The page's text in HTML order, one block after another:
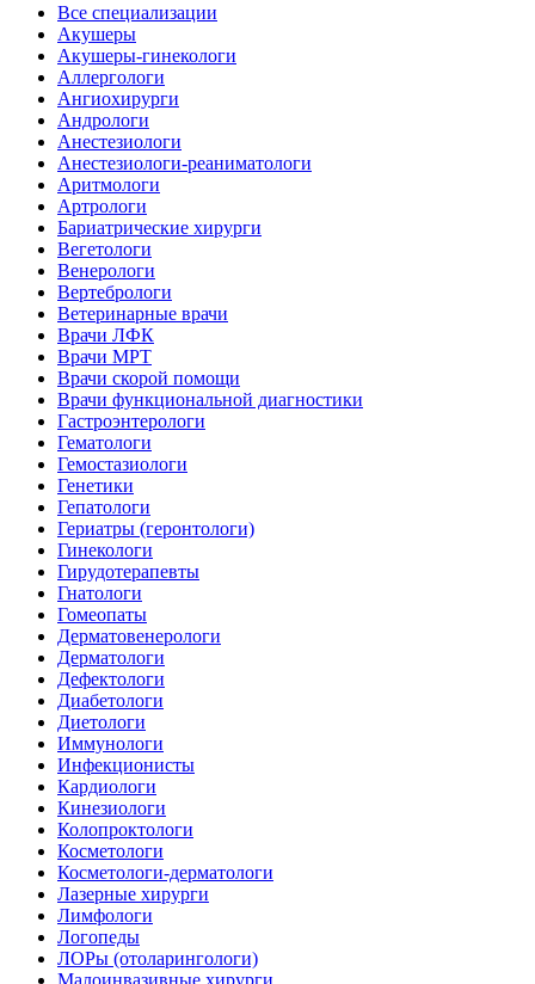
Все специализации
Акушеры
Акушеры-гинекологи
Аллергологи
Ангиохирурги
Андрологи
Анестезиологи
Анестезиологи-реаниматологи
Аритмологи
Артрологи
Бариатрические хирурги
Вегетологи
Венерологи
Вертебрологи
Ветеринарные врачи
Врачи ЛФК
Врачи МРТ
Врачи скорой помощи
Врачи функциональной диагностики
Гастроэнтерологи
Гематологи
Гемостазиологи
Генетики
Гепатологи
Гериатры (геронтологи)
Гинекологи
Гирудотерапевты
Гнатологи
Гомеопаты
Дерматовенерологи
Дерматологи
Дефектологи
Диабетологи
Диетологи
Иммунологи
Инфекционисты
Кардиологи
Кинезиологи
Колопроктологи
Косметологи
Косметологи-дерматологи
Лазерные хирурги
Лимфологи
Логопеды
ЛОРы (отоларингологи)
Малоинвазивные хирурги